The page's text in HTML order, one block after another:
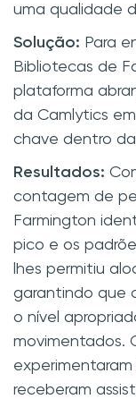
uma qualidade
Solução: Para
Bibliotecas de
plataforma
da Camlytics
chave dentro
Resultados:
contagem de
Farmington
pico e os
lhes permitiu
garantindo que
o nível
movimentados.
receberam